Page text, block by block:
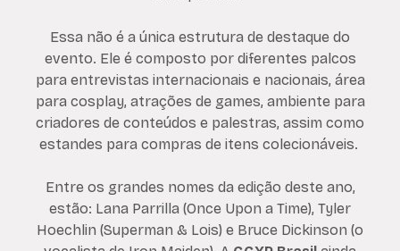
Essa não é a única estrutura de destaque do
evento. Ele é composto por diferentes palcos
para entrevistas internacionais e nacionais, área
para cosplay, atrações de games, ambiente para
criadores de conteúdos e palestras, assim como
estandes para compras de itens colecionáveis.
Entre os grandes nomes da edição deste ano,
estão: Lana Parrilla (Once Upon a Time), Tyler
Hoechlin (Superman & Lois) e Bruce Dickinson (o